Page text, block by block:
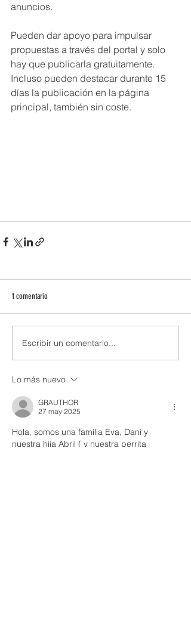
anuncios.
Pueden dar apoyo para impulsar
propuestas a través del portal y solo
hay que publicarla gratuitamente.
Incluso pueden destacar durante 15
días la publicación en la página
principal, también sin coste.
1 comentario
Escribir un comentario...
Lo más nuevo
GRAUTHOR
27 may 2025
Hola, somos una familia Eva, Dani y
nuestra hija Abril ( y nuestra perrita